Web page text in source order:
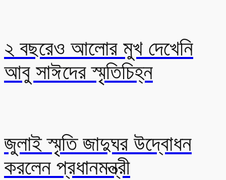
২ বছরেও আলোর মুখ দেখেনি
আবু সাঈদের স্মৃতিচিহ্ন
জুলাই স্মৃতি জাদুঘর উদ্বোধন
করলেন প্রধানমন্ত্রী